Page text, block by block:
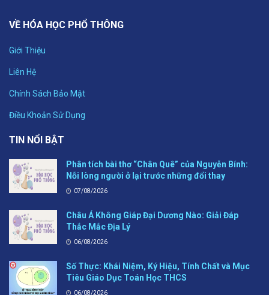
VỀ HÓA HỌC PHỔ THÔNG
Giới Thiệu
Liên Hệ
Chính Sách Bảo Mật
Điều Khoản Sử Dụng
TIN NỔI BẬT
Phân tích bài thơ “Chân Quê” của Nguyễn Bính:
Nỗi lòng người ở lại trước những đổi thay
07/08/2026
Châu Á Không Giáp Đại Dương Nào: Giải Đáp
Thắc Mắc Địa Lý
06/08/2026
Số Thực: Khái Niệm, Ký Hiệu, Tính Chất và Mục
Tiêu Giáo Dục Toán Học THCS
06/08/2026